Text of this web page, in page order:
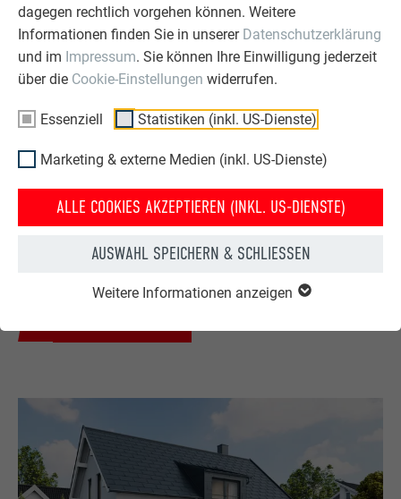
dagegen rechtlich vorgehen können. Weitere
Informationen finden Sie in unserer Datenschutzerklärung
und im Impressum. Sie können Ihre Einwilligung jederzeit
über die Cookie-Einstellungen widerrufen.
Essenziell Statistiken (inkl. US-Dienste)
Marketing & externe Medien (inkl. US-Dienste)
ALLE COOKIES AKZEPTIEREN (INKL. US-DIENSTE)
AUSWAHL SPEICHERN & SCHLIESSEN
Weitere Informationen anzeigen
Sanieren von Dach und Fassade zum Kinderspiel – und der
HAUS NACH DER
PREFA DACHPLATTE
HAUS VOR DER
DACHSANIERUNG MIT PREFA
DACHPLATTE